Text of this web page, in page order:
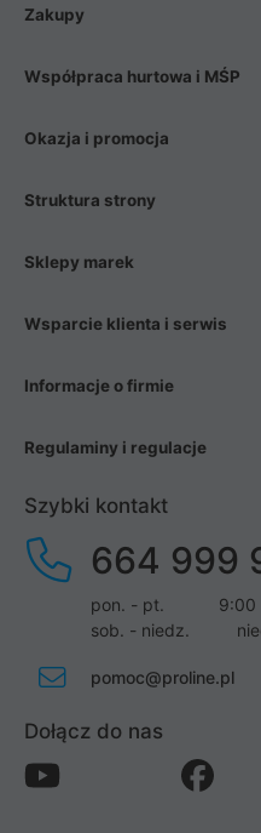
wentylatory. Na koniec mając
Zakupy
Współpraca hurtowa i MŚP
Okazja i promocja
Struktura strony
Sklepy marek
Wsparcie klienta i serwis
Informacje o firmie
Regulaminy i regulacje
Szybki kontakt
664 999
pon. - pt.
9:00
sob. - niedz.
pomoc@proline.pl
Dołącz do nas